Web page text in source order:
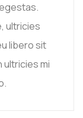
ultricies
libero sit
ultricies mi